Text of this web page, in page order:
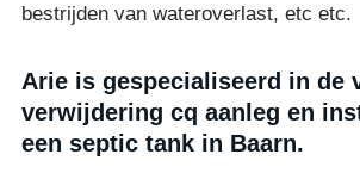
bestrijden van wateroverlast, etc etc.
Arie is gespecialiseerd in de
verwijdering cq aanleg en
een septic tank in Baarn.